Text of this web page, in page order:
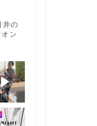
井の
ン